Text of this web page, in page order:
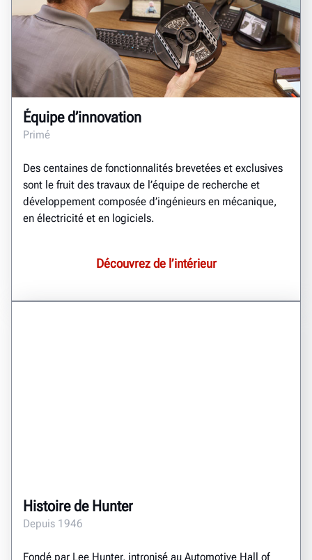
Équipe d’innovation
Primé
Des centaines de fonctionnalités brevetées et exclusives
sont le fruit des travaux de l’équipe de recherche et
développement composée d’ingénieurs en mécanique,
en électricité et en logiciels.
Découvrez de l’intérieur
Histoire de Hunter
Depuis 1946
Fondé par Lee Hunter, intronisé au Automotive Hall of